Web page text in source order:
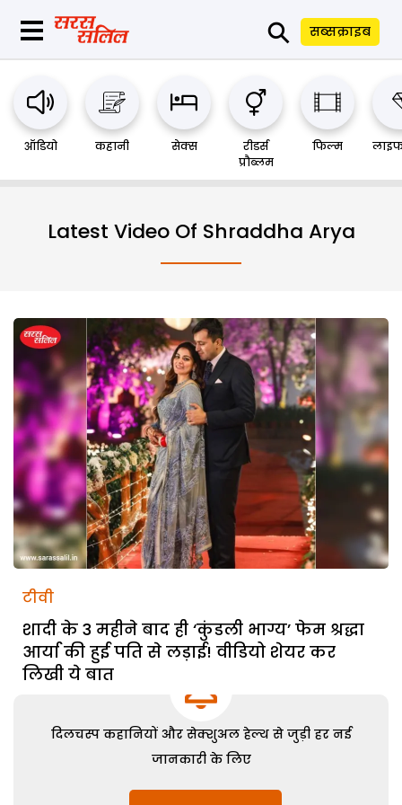
⚲ सब्सक्राइब
ऑडियो कहानी सेक्स
रीडर्स
प्रौब्लम
फिल्म
Latest Video Of Shraddha Arya
टीवी
शादी के 3 महीने बाद ही ‘कुंडली भाग्य’ फेम श्रद्धा
आर्या की हुई पति से लड़ाई! वीडियो शेयर कर
लिखी ये बात
दिलचस्प कहानियों और सेक्शुअल हेल्थ से जुड़ी हर नई
जानकारी के लिए